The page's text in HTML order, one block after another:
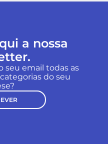
a nossa
seu email todas as
do seu